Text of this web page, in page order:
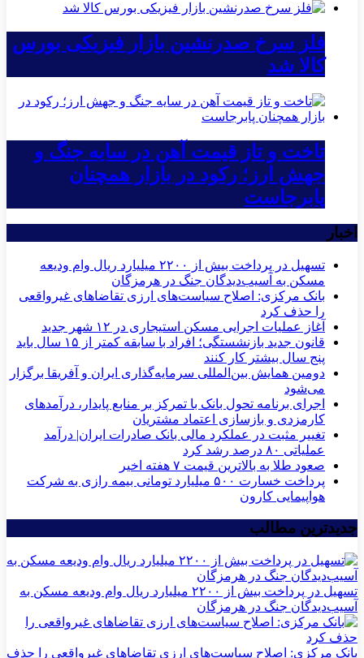
فلز سرخ صدرنشین بازار فیزیکی بورس
کالا شد
تاخت و تاز قیمت آهن در سایه جنگ و
جهش ارز؛ رکود در بازار همچنان
پابرجاست
اخبار
تسهیل در پرداخت بیش از ۲۲۰۰ میلیارد ریال وام ودیعه
مسکن به آسیب‌دیدگان جنگ در هرمزگان
بانک مرکزی: اصلاح سیاست‌های ارزی تقاضاهای غیرواقعی
را حذف کرد
آغاز عملیات اجرایی مسکن استیجاری در ۱۲ شهر جدید
قانون جدید بازنشستگی؛ افراد با سابقه کمتر از ۱۵ سال باید
پنج سال بیشتر کار کنند
دومین همایش بین‌المللی سرمایه‌گذاری ایران و آفریقا برگزار
می‌شود
اجرای برنامه تحول بانک با تمرکز بر منابع پایدار، درآمدهای
کارمزدی و بازسازی اعتماد مشتریان
تغییر مثبت در عملکرد مالی بانک صادرات ایران| درآمد
عملیاتی ۸۰ درصد رشد کرد
صعود طلا به بالاترین قیمت ۷ هفته اخیر
پرداخت خسارت ۵۰۰ میلیارد تومانی بیمه رازی به شرکت
هواپیمایی کارون
جدیدترین مطالب
تسهیل در پرداخت بیش از ۲۲۰۰ میلیارد ریال وام ودیعه مسکن به
آسیب‌دیدگان جنگ در هرمزگان
بانک مرکزی: اصلاح سیاست‌های ارزی تقاضاهای غیرواقعی را حذف